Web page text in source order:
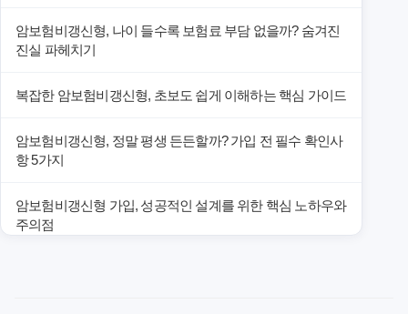
암보험비갱신형, 나이 들수록 보험료 부담 없을까? 숨겨진
진실 파헤치기
복잡한 암보험비갱신형, 초보도 쉽게 이해하는 핵심 가이드
암보험비갱신형, 정말 평생 든든할까? 가입 전 필수 확인사
항 5가지
암보험비갱신형 가입, 성공적인 설계를 위한 핵심 노하우와
주의점